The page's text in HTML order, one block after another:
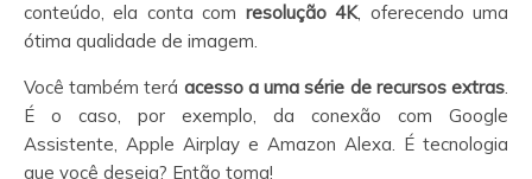
conteúdo, ela conta com resolução 4K, oferecendo uma
ótima qualidade de imagem.
Você também terá acesso a uma série de recursos extras.
É o caso, por exemplo, da conexão com Google
Assistente, Apple Airplay e Amazon Alexa. É tecnologia
que você deseja? Então toma!